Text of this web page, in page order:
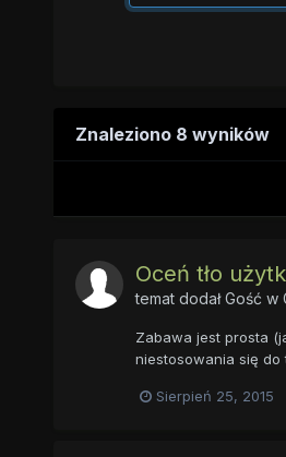
Znaleziono 8 wyników
Oceń tło
temat dodał Gość w
Zabawa jest prosta
niestosowania się do
Sierpień 25, 2015